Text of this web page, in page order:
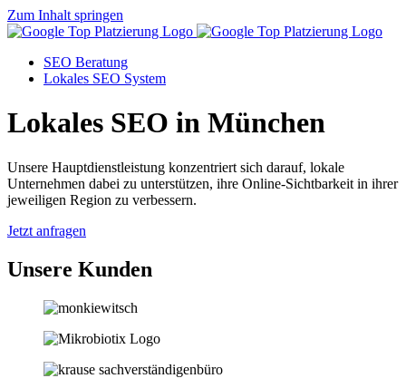
Zum Inhalt springen
SEO Beratung
Lokales SEO System
Lokales SEO in München
Unsere Hauptdienstleistung konzentriert sich darauf, lokale
Unternehmen dabei zu unterstützen, ihre Online-Sichtbarkeit in ihrer
jeweiligen Region zu verbessern.
Jetzt anfragen
Unsere Kunden